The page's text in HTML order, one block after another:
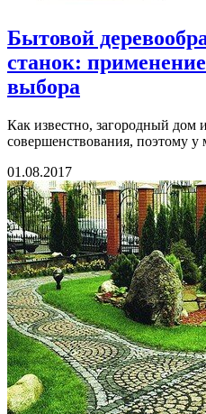
Бытовой
станок:
выбора
Как известно, загородный дом
совершенствования, поэтому у
01.08.2017